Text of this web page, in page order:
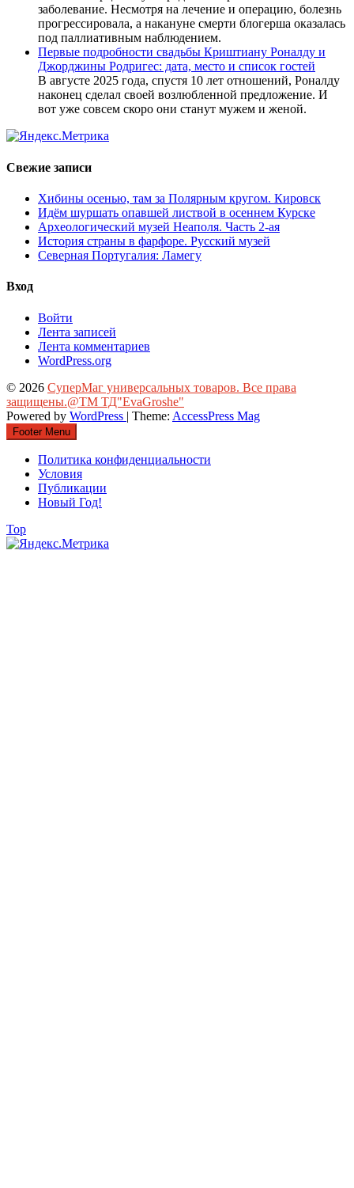
заболевание. Несмотря на лечение и операцию, болезнь
прогрессировала, а накануне смерти блогерша оказалась
под паллиативным наблюдением.
Первые подробности свадьбы Криштиану Роналду и
Джорджины Родригес: дата, место и список гостей
В августе 2025 года, спустя 10 лет отношений, Роналду
наконец сделал своей возлюбленной предложение. И
вот уже совсем скоро они станут мужем и женой.
Свежие записи
Хибины осенью, там за Полярным кругом. Кировск
Идём шуршать опавшей листвой в осеннем Курске
Археологический музей Неаполя. Часть 2-ая
История страны в фарфоре. Русский музей
Северная Португалия: Ламегу
Вход
Войти
Лента записей
Лента комментариев
WordPress.org
© 2026 СуперМаг универсальных товаров. Все права
защищены.@ТМ ТД"EvaGroshe"
Powered by WordPress | Theme: AccessPress Mag
Footer Menu
Политика конфиденциальности
Условия
Публикации
Новый Год!
Top